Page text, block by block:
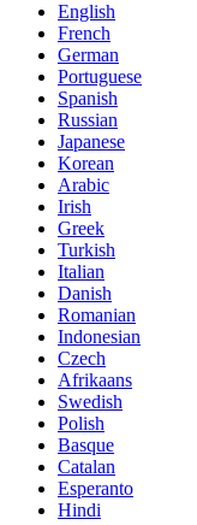
English
French
German
Portuguese
Spanish
Russian
Japanese
Korean
Arabic
Irish
Greek
Turkish
Italian
Danish
Romanian
Indonesian
Czech
Afrikaans
Swedish
Polish
Basque
Catalan
Esperanto
Hindi